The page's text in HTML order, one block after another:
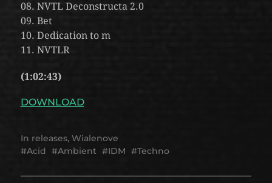
08. NVTL Deconstructa 2.0
09. Bet
10. Dedication to m
11. NVTLR
(1:02:43)
DOWNLOAD
In releases, Wialenove
Acid
Ambient IDM Techno